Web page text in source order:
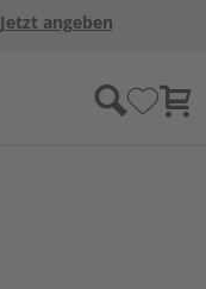
Jetzt angeben